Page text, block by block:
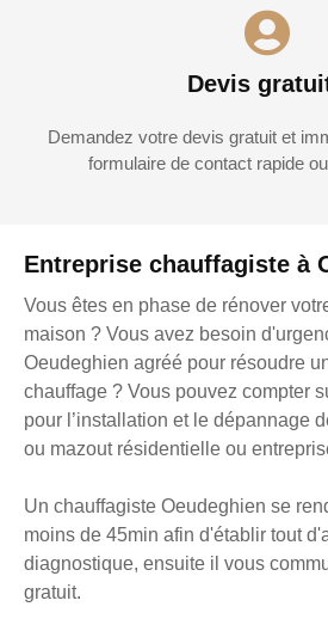
Entreprise chauffagiste à
Vous êtes en phase de rénover
maison ? Vous avez besoin
Oeudeghien agréé pour résoudre
chauffage ? Vous pouvez compter
pour l’installation et le dépannage
ou mazout résidentielle ou
Un chauffagiste Oeudeghien se
moins de 45min afin d'établir tout
diagnostique, ensuite il vous
gratuit.
Devis
Demandez votre devis gratuit et
formulaire de contact rapide